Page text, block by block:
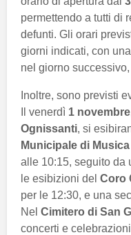
permettendo a tutti di
defunti. Gli orari
giorni indicati, con
nel giorno successivo,
Inoltre, sono previsti
Il venerdì 1 novembre
Ognissanti, si
Municipale di
alle 10:15, seguito da
le esibizioni del Coro
per le 12:30, e una
Nel Cimitero di San
concerti e